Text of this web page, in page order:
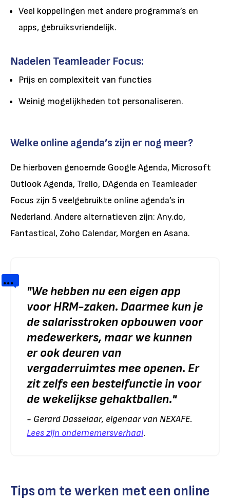
Veel koppelingen met andere programma’s en
apps, gebruiksvriendelijk.
Nadelen Teamleader Focus:
Prijs en complexiteit van functies
Weinig mogelijkheden tot personaliseren.
Welke online agenda’s zijn er nog meer?
De hierboven genoemde Google Agenda, Microsoft
Outlook Agenda, Trello, DAgenda en Teamleader
Focus zijn 5 veelgebruikte online agenda’s in
Nederland. Andere alternatieven zijn: Any.do,
Fantastical, Zoho Calendar, Morgen en Asana.
"We hebben nu een eigen app
voor HRM-zaken. Daarmee kun je
de salarisstroken opbouwen voor
medewerkers, maar we kunnen
er ook deuren van
vergaderruimtes mee openen. Er
zit zelfs een bestelfunctie in voor
de wekelijkse gehaktballen."
- Gerard Dasselaar, eigenaar van NEXAFE.
Lees zijn ondernemersverhaal.
Tips om te werken met een online